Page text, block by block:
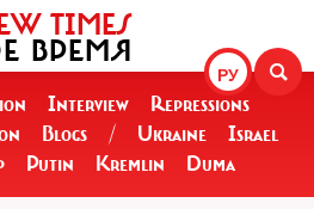
РУ
TIMES
ВРЕМЯ
Interview
Repressions
Blogs / Ukraine
Israel
Putin Kremlin Duma